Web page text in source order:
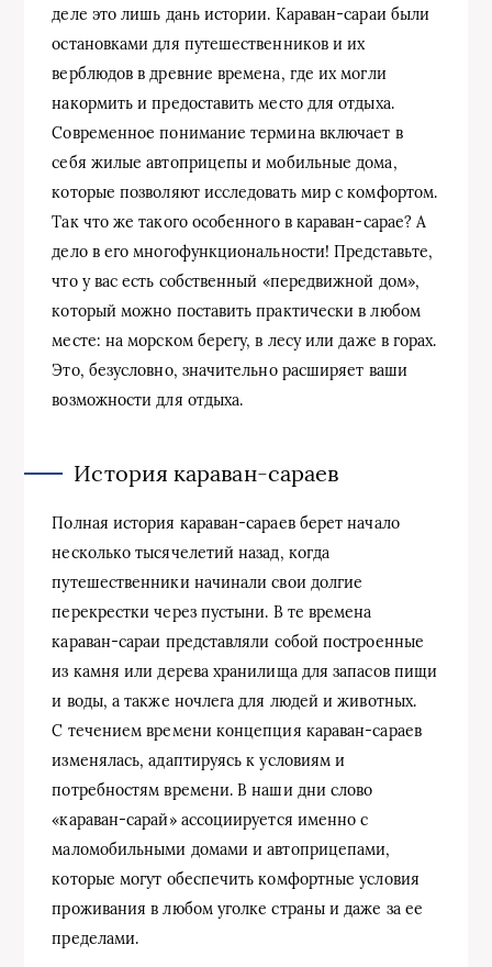
деле это лишь дань истории. Караван-сараи были
остановками для путешественников и их
верблюдов в древние времена, где их могли
накормить и предоставить место для отдыха.
Современное понимание термина включает в
себя жилые автоприцепы и мобильные дома,
которые позволяют исследовать мир с комфортом.
Так что же такого особенного в караван-сарае? А
дело в его многофункциональности! Представьте,
что у вас есть собственный «передвижной дом»,
который можно поставить практически в любом
месте: на морском берегу, в лесу или даже в горах.
Это, безусловно, значительно расширяет ваши
возможности для отдыха.
История караван-сараев
Полная история караван-сараев берет начало
несколько тысячелетий назад, когда
путешественники начинали свои долгие
перекрестки через пустыни. В те времена
караван-сараи представляли собой построенные
из камня или дерева хранилища для запасов пищи
и воды, а также ночлега для людей и животных.
С течением времени концепция караван-сараев
изменялась, адаптируясь к условиям и
потребностям времени. В наши дни слово
«караван-сарай» ассоциируется именно с
маломобильными домами и автоприцепами,
которые могут обеспечить комфортные условия
проживания в любом уголке страны и даже за ее
пределами.